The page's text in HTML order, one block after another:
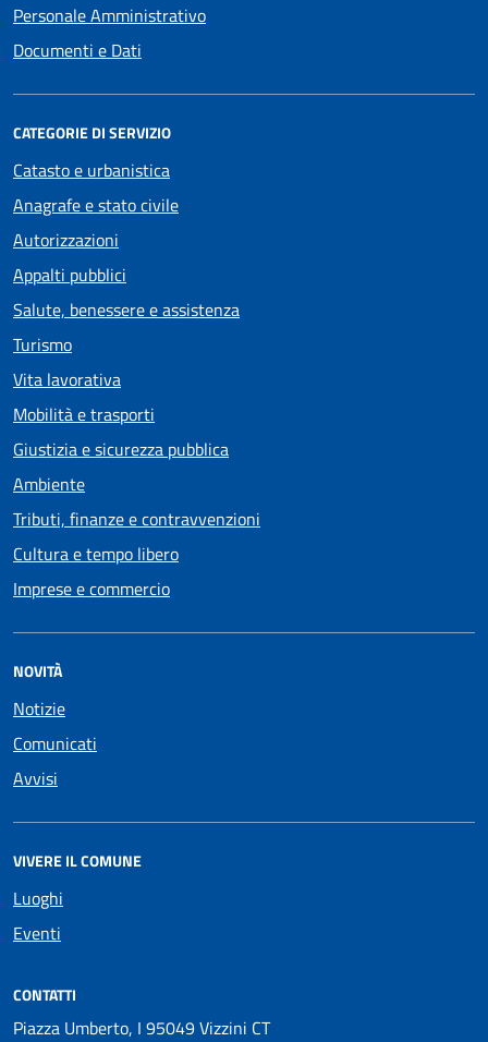
Personale Amministrativo
Documenti e Dati
CATEGORIE DI SERVIZIO
Catasto e urbanistica
Anagrafe e stato civile
Autorizzazioni
Appalti pubblici
Salute, benessere e assistenza
Turismo
Vita lavorativa
Mobilità e trasporti
Giustizia e sicurezza pubblica
Ambiente
Tributi, finanze e contravvenzioni
Cultura e tempo libero
Imprese e commercio
NOVITÀ
Notizie
Comunicati
Avvisi
VIVERE IL COMUNE
Luoghi
Eventi
CONTATTI
Piazza Umberto, I 95049 Vizzini CT